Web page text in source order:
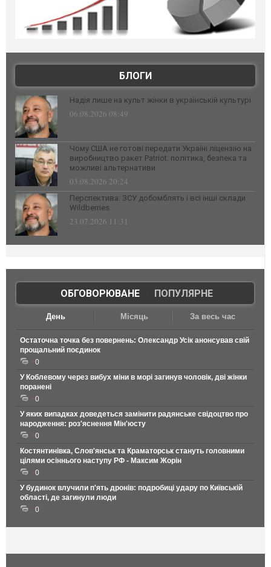
БЛОГИ
Надія лише на культ жінки в українській культурі
06.08.2026 08:49
Чому США не готові передати Україні ліцензію на
виробництво ракет Patriot: політика, безпека та
можливі альтернативи
03.08.2026 20:24
Перспектива: ЗСУ добомблять і всі інші склади
Wildberries
23.07.2026 11:31
ОБГОВОРЮВАНЕ| ПОПУЛЯРНЕ
День Місяць За весь час
Остаточна точка без повернень: Олександр Усік анонсував свій
прощальний поєдинок
0
У Коблевому через вибух міни в морі загинув чоловік, дві жінки
поранені
0
У яких випадках доведеться замінити радянське свідоцтво про
народження: роз'яснення Мін'юсту
0
Костянтинівка, Слов'янськ та Краматорськ стануть головними
цілями осіннього наступу РФ - Максим Жорін
0
У будинок влучили п'ять дронів: подробиці удару по Київській
області, де загинули люди
0